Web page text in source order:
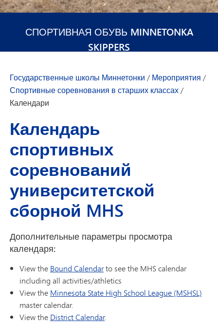
СПОРТИВНАЯ ОБУВЬ MINNETONKA
SKIPPERS
Государственные школы Миннетонки / Мероприятия /
Спортивные соревнования в старших классах/
Календари
Календарь
спортивных
соревнований
университетской
сборной MHS
Дополнительные параметры просмотра
календаря:
View the Bound Calendarto see the MHS calendar
including all activities/athletics
View the Minnesota State High School League (MSHSL)
master calendar.
View the District Calendar.